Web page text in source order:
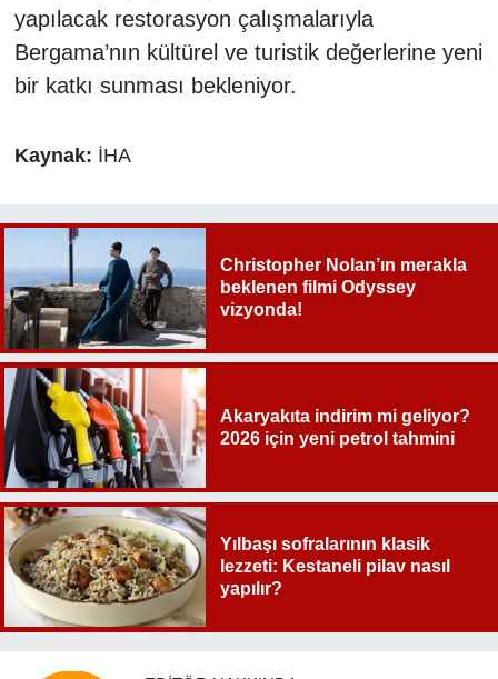
yapılacak restorasyon çalışmalarıyla
Bergama’nın kültürel ve turistik değerlerine yeni
bir katkı sunması bekleniyor.
Kaynak: İHA
Christopher Nolan’ın merakla
beklenen filmi Odyssey
vizyonda!
Akaryakıta indirim mi geliyor?
2026 için yeni petrol tahmini
Yılbaşı sofralarının klasik
lezzeti: Kestaneli pilav nasıl
yapılır?